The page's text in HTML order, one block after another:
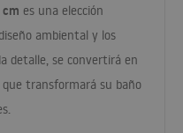
es una elección
ambiental y los
detalle, se convertirá en
transformará su baño